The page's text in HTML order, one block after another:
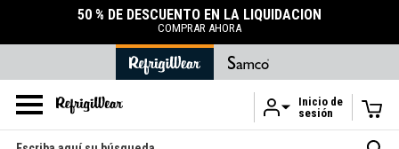
Ir al contenido principal
50 % DE DESCUENTO EN LA LIQUIDACIÓN
COMPRAR AHORA
Inicio de
sesión
Buscar